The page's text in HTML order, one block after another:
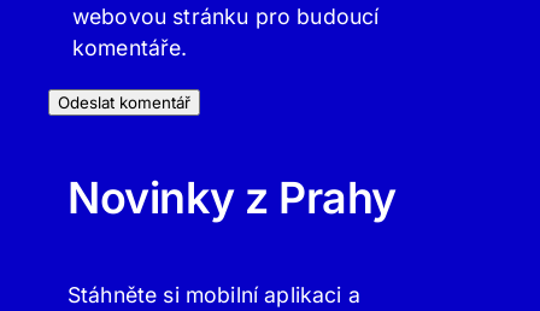
webovou stránku pro budoucí
komentáře.
Novinky z Prahy
Stáhněte si mobilní aplikaci a